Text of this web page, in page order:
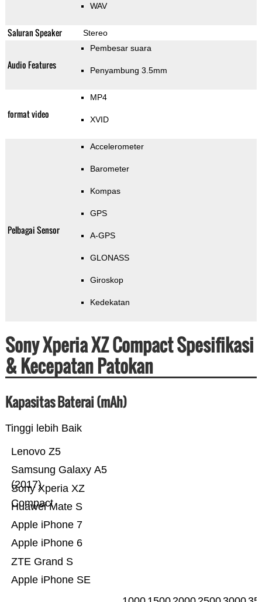
WAV
Saluran Speaker Stereo
Audio Features
Pembesar suara
Penyambung 3.5mm
format video
MP4
XVID
Pelbagai Sensor
Accelerometer
Barometer
Kompas
GPS
A-GPS
GLONASS
Giroskop
Kedekatan
Sony Xperia XZ Compact Spesifikasi
& Kecepatan Patokan
Kapasitas Baterai (mAh)
Tinggi lebih Baik
Apple iPhone SE
ZTE Grand S
Apple iPhone 6
Apple iPhone 7
Huawei Mate S
Sony Xperia XZ
Compact
Samsung Galaxy A5
(2017)
Lenovo Z5